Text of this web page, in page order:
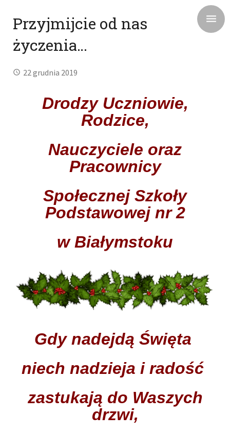
Przyjmijcie od nas
życzenia…
22 grudnia 2019
Drodzy Uczniowie,
Rodzice,
Nauczyciele oraz
Pracownicy
Społecznej Szkoły
Podstawowej nr 2
w Białymstoku
Gdy nadejdą Święta
niech nadzieja i radość
zastukają do Waszych
drzwi,